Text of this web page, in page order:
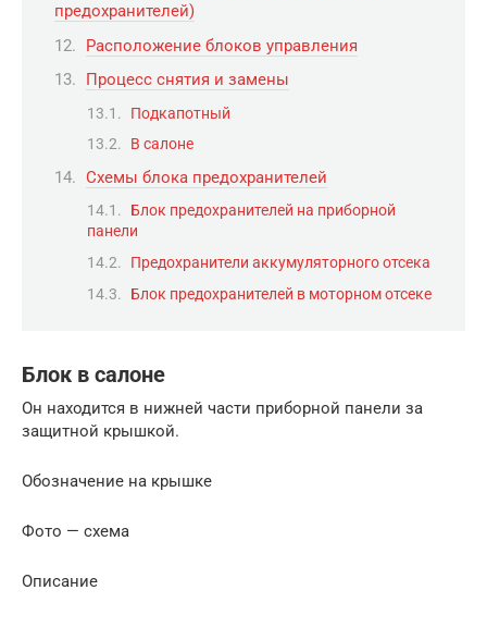
предохранителей)
Расположение блоков управления
Процесс снятия и замены
Подкапотный
В салоне
Схемы блока предохранителей
Блок предохранителей на приборной
панели
Предохранители аккумуляторного отсека
Блок предохранителей в моторном отсеке
Блок в салоне
Он находится в нижней части приборной панели за
защитной крышкой.
Обозначение на крышке
Фото — схема
Описание